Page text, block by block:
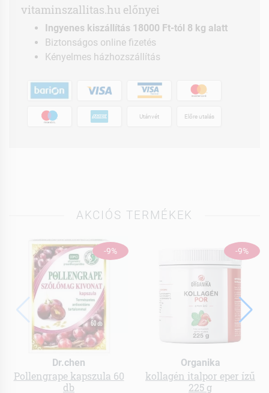
vitaminszallitas.hu előnyei
Ingyenes kiszállítás 18000 Ft-tól 8 kg alatt
Biztonságos online fizetés
Kényelmes házhozszállítás
Utánvét Előre utalás
AKCIÓS TERMÉKEK
-9%
Dr.chen
Pollengrape kapszula 60
db
-9%
Organika
kollagén italpor eper ízű
225 g